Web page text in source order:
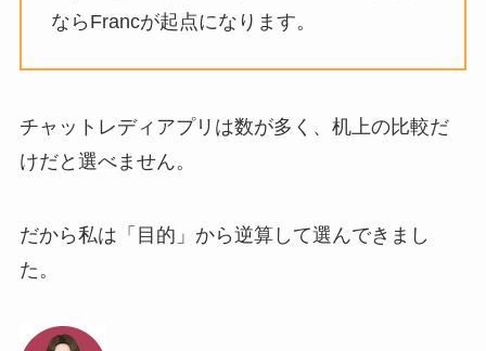
ならFrancが起点になります。
チャットレディアプリは数が多く、机上の比較だ
けだと選べません。
だから私は「目的」から逆算して選んできまし
た。